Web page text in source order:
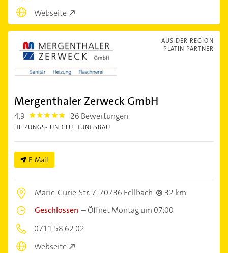
Webseite
AUS DER REGION
PLATIN PARTNER
Mergenthaler Zerweck GmbH
4,9 4.9 26 Bewertungen
HEIZUNGS- UND LÜFTUNGSBAU
E-Mail
Marie-Curie-Str. 7,70736 Fellbach
32 km
Geschlossen –Öffnet Montag um 07:00
0711 58 62 02
Webseite